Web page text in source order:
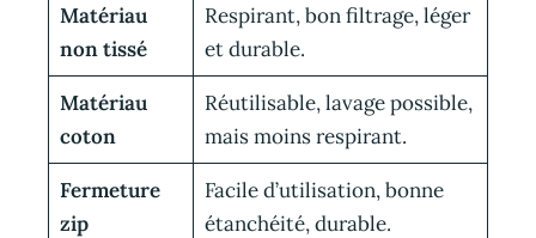
Matériau
non tissé
Respirant, bon filtrage, léger
et durable.
Matériau
coton
Réutilisable, lavage possible,
mais moins respirant.
Fermeture
zip
Facile d’utilisation, bonne
étanchéité, durable.